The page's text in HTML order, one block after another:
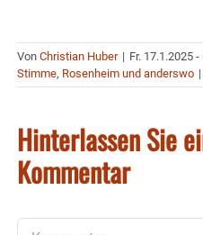
Von Christian Huber | Fr. 17.1.2025 -
Stimme, Rosenheim und anderswo |
Hinterlassen Sie
Kommentar